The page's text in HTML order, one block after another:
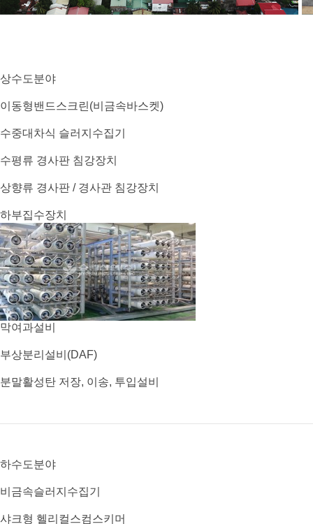
상수도분야
이동형밴드스크린(비금속바스켓)
수중대차식 슬러지수집기
수평류 경사판 침강장치
상향류 경사판 / 경사관 침강장치
하부집수장치
막여과설비
부상분리설비(DAF)
분말활성탄 저장, 이송, 투입설비
하수도분야
비금속슬러지수집기
샤크형 헬리컬스컴스키머